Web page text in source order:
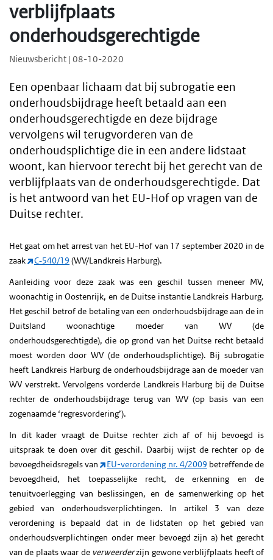
verblijfplaats
onderhoudsgerechtigde
Nieuwsbericht | 08-10-2020
Een openbaar lichaam dat bij subrogatie een
onderhoudsbijdrage heeft betaald aan een
onderhoudsgerechtigde en deze bijdrage
vervolgens wil terugvorderen van de
onderhoudsplichtige die in een andere lidstaat
woont, kan hiervoor terecht bij het gerecht van de
verblijfplaats van de onderhoudsgerechtigde. Dat
is het antwoord van het EU-Hof op vragen van de
Duitse rechter.
Het gaat om het arrest van het EU-Hof van 17 september 2020 in de
zaak
C‑540/19 (WV/Landkreis Harburg).
Aanleiding voor deze zaak was een geschil tussen meneer MV,
woonachtig in Oostenrijk, en de Duitse instantie Landkreis Harburg.
Het geschil betrof de betaling van een onderhoudsbijdrage aan de in
Duitsland woonachtige moeder van WV (de
onderhoudsgerechtigde), die op grond van het Duitse recht betaald
moest worden door WV (de onderhoudsplichtige). Bij subrogatie
heeft Landkreis Harburg de onderhoudsbijdrage aan de moeder van
WV verstrekt. Vervolgens vorderde Landkreis Harburg bij de Duitse
rechter de onderhoudsbijdrage terug van WV (op basis van een
zogenaamde ‘regresvordering’).
In dit kader vraagt de Duitse rechter zich af of hij bevoegd is
uitspraak te doen over dit geschil. Daarbij wijst de rechter op de
bevoegdheidsregels van
EU-verordening nr. 4/2009 betreffende de
bevoegdheid, het toepasselijke recht, de erkenning en de
tenuitvoerlegging van beslissingen, en de samenwerking op het
gebied van onderhoudsverplichtingen. In artikel 3 van deze
verordening is bepaald dat in de lidstaten op het gebied van
onderhoudsverplichtingen onder meer bevoegd zijn a) het gerecht
van de plaats waar de verweerderzijn gewone verblijfplaats heeft of